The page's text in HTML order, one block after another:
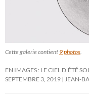
Cette galerie contient 9 photos.
EN IMAGES : LE CIEL D’ÉTÉ
SEPTEMBRE 3, 2019 JEAN-